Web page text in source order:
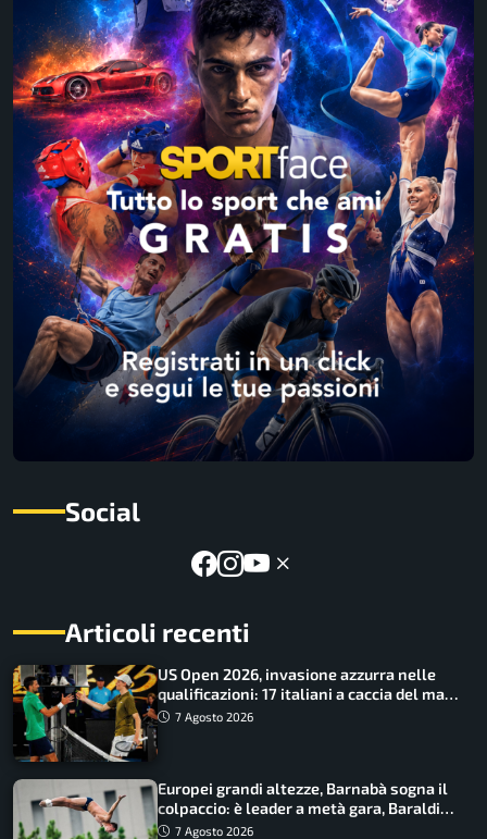
Social
Articoli recenti
US Open 2026, invasione azzurra nelle
qualificazioni: 17 italiani a caccia del main
draw7 Agosto 2026
Europei grandi altezze, Barnabà sogna il
colpaccio: è leader a metà gara, Baraldi
ancora in corsa
7 Agosto 2026